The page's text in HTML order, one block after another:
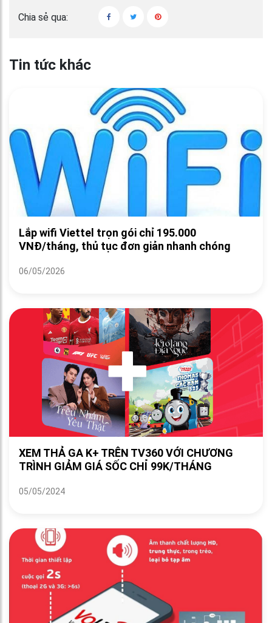
Chia sẻ qua:
Tin tức khác
Lắp wifi Viettel trọn gói chỉ 195.000
VNĐ/tháng, thủ tục đơn giản nhanh chóng
06/05/2026
XEM THẢ GA K+ TRÊN TV360 VỚI CHƯƠNG
TRÌNH GIẢM GIÁ SỐC CHỈ 99K/THÁNG
05/05/2024